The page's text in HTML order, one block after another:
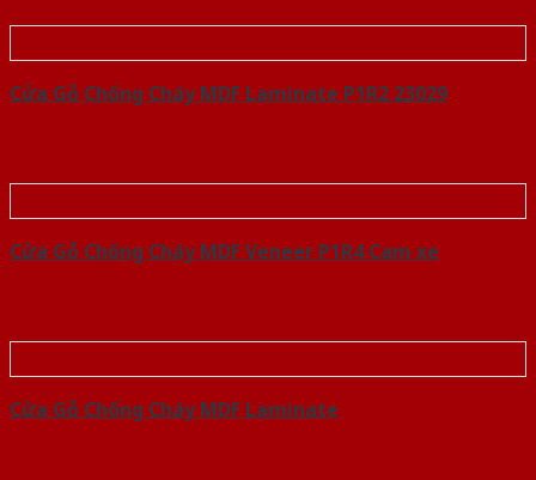
Cửa Gỗ Chống Cháy MDF Laminate P1R2 23029
Cửa Gỗ Chống Cháy MDF Veneer P1R4 Cam xe
Cửa Gỗ Chống Cháy MDF Laminate